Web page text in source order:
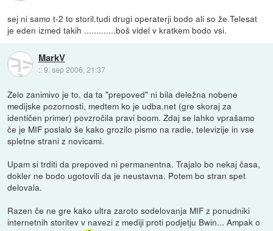
sej ni samo t-2 to storil.tudi drugi operaterji bodo ali so že.Telesat
je eden izmed takih .............boš videl v kratkem bodo vsi.
MarkV
::9. sep 2006, 21:37
Zelo zanimivo je to, da ta "prepoved" ni bila deležna nobene
medijske pozornosti, medtem ko je udba.net (gre skoraj za
identičen primer) povzročila pravi boom. Zdaj se lahko vprašamo
če je MIF poslalo še kako grozilo pismo na radie, televizije in vse
spletne strani z novicami.
Upam si trditi da prepoved ni permanentna. Trajalo bo nekaj časa,
dokler ne bodo ugotovili da je neustavna. Potem bo stran spet
delovala.
Razen če ne gre kako ultra zaroto sodelovanja MIF z ponudniki
internetnih storitev v navezi z mediji proti podjetju Bwin... Ampak o